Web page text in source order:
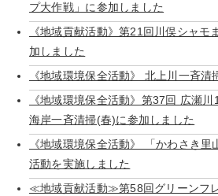
プ大作戦」に参加しました
《地域貢献活動》第21回川俣シャモ
加しました
《地域環境保全活動》 北上川一斉清
《地域環境保全活動》第37回 広瀬
海岸一斉清掃(春)に参加しました
《地域環境保全活動》 「かわさき里
活動を実施しました
≪地域貢献活動≫第58回グリーンフ